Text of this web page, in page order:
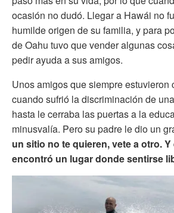
ocasión no dudó. Llegar a Hawái no
humilde origen de su familia, y para
de Oahu tuvo que vender algunas
pedir ayuda a sus amigos.
Unos amigos que siempre estuvieron
cuando sufrió la discriminación de
hasta le cerraba las puertas a la
minusvalía. Pero su padre le dio un
un sitio no te quieren, vete a otro.
encontró un lugar donde sentirse